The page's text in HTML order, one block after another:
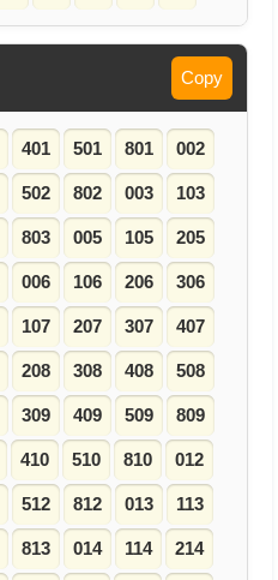
Copy
401 501 801 002
502 802 003 103
803 005 105 205
006 106 206 306
107 207 307 407
208 308 408 508
309 409 509 809
410 510 810 012
512 812 013 113
813 014 114 214